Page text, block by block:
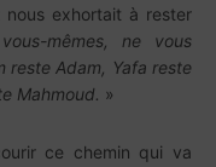
exhortait à rester
mêmes, ne vous
reste Adam, Yafa reste
Mahmoud. »
ce chemin qui va